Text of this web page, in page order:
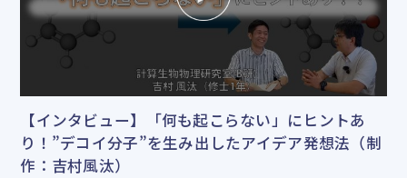
【インタビュー】「何も起こらない」にヒントあ
り！”デコイ分子”を生み出したアイデア発想法（制
作：吉村風汰）